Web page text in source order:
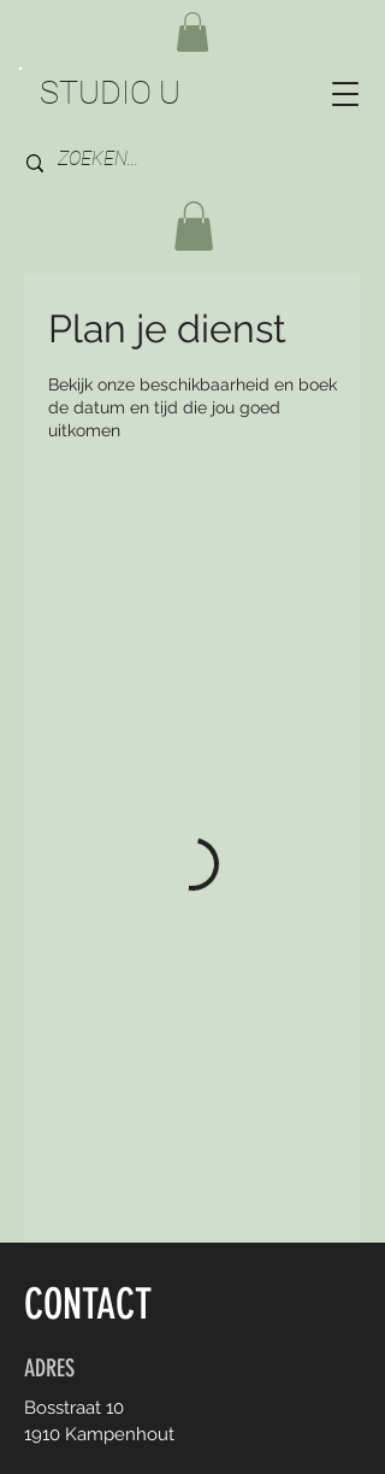
STUDIO U
Plan je dienst
Bekijk onze beschikbaarheid en boek
de datum en tijd die jou goed
uitkomen
CONTACT
ADRES
Bosstraat 10
1910 Kampenhout